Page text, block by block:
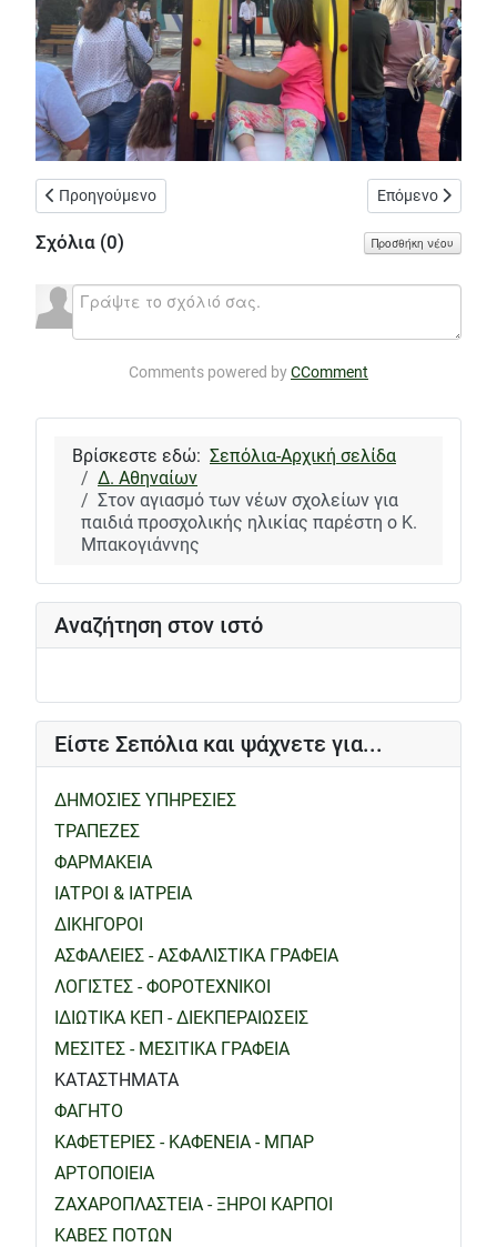
Αναζήτηση στον ιστό
Είστε Σεπόλια και ψάχνετε για...
ΔΗΜΟΣΙΕΣ ΥΠΗΡΕΣΙΕΣ
ΤΡΑΠΕΖΕΣ
ΦΑΡΜΑΚΕΙΑ
ΙΑΤΡΟΙ & ΙΑΤΡΕΙΑ
ΔΙΚΗΓΟΡΟΙ
ΑΣΦΑΛΕΙΕΣ - ΑΣΦΑΛΙΣΤΙΚΑ ΓΡΑΦΕΙΑ
ΛΟΓΙΣΤΕΣ - ΦΟΡΟΤΕΧΝΙΚΟΙ
ΙΔΙΩΤΙΚΑ ΚΕΠ - ΔΙΕΚΠΕΡΑΙΩΣΕΙΣ
ΜΕΣΙΤΕΣ - ΜΕΣΙΤΙΚΑ ΓΡΑΦΕΙΑ
ΚΑΤΑΣΤΗΜΑΤΑ
ΦΑΓΗΤΟ
ΚΑΦΕΤΕΡΙΕΣ - ΚΑΦΕΝΕΙΑ - ΜΠΑΡ
ΑΡΤΟΠΟΙΕΙΑ
ΖΑΧΑΡΟΠΛΑΣΤΕΙΑ - ΞΗΡΟΙ ΚΑΡΠΟΙ
ΚΑΒΕΣ ΠΟΤΩΝ
Προηγούμενο άρθρο: Απίστευτο επικοινωνιακό show του
Προηγούμενο Επόμενο άρθρο:
Επόμενο
Σχόλια (0) Προσθήκη νέου
Comments powered byCComment
Βρίσκεστε εδώ: Σεπόλια-Αρχική σελίδα
Δ. Αθηναίων
Στον αγιασμό των νέων σχολείων για
παιδιά προσχολικής ηλικίας παρέστη ο Κ.
Μπακογιάννης